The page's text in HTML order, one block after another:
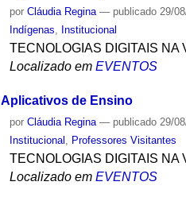
porCláudia Regina — publicado 29/
Indígenas, Institucional
TECNOLOGIAS DIGITAIS NA
Localizado em EVENTOS
Aplicativos de Ensino
porCláudia Regina — publicado 29/
Institucional
Professores Visitantes
TECNOLOGIAS DIGITAIS NA
Localizado em EVENTOS